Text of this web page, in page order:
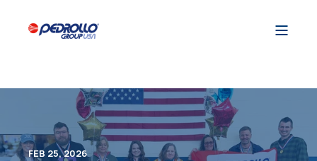
FEB 25, 2026